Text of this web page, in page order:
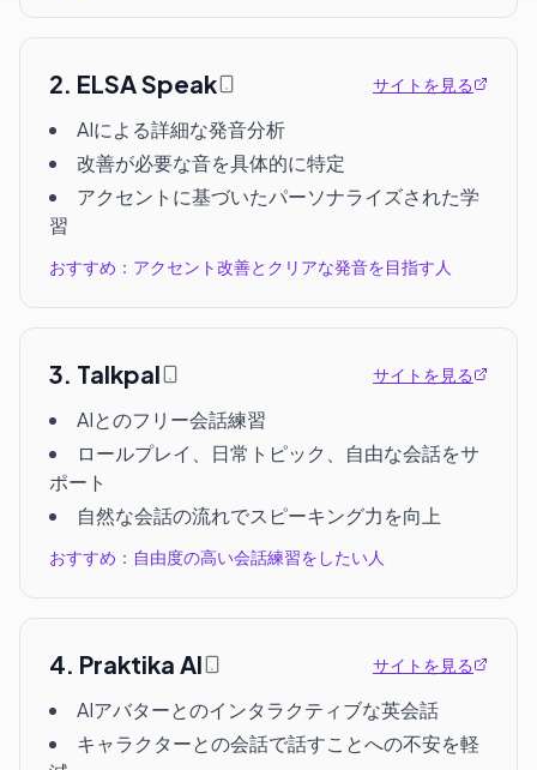
2. ELSA Speak サイトを見る
AIによる詳細な発音分析
改善が必要な音を具体的に特定
アクセントに基づいたパーソナライズされた学
習
おすすめ：アクセント改善とクリアな発音を目指す人
3. Talkpal サイトを見る
AIとのフリー会話練習
ロールプレイ、日常トピック、自由な会話をサ
ポート
自然な会話の流れでスピーキング力を向上
おすすめ：自由度の高い会話練習をしたい人
4. Praktika AI サイトを見る
AIアバターとのインタラクティブな英会話
キャラクターとの会話で話すことへの不安を軽